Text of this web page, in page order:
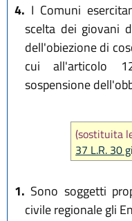
4. I Comuni
scelta dei giovani
dell'obiezione di
cui all'articolo
sospensione
(sostituita
37 L.R. 30
1. Sono soggetti
civile regionale gli